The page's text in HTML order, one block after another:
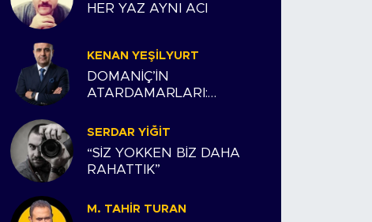
HER YAZ AYNI ACI
KENAN YEŞILYURT
DOMANİÇ’İN
ATARDAMARLARI:
HİKAYEMİZ
SERDAR YIĞIT
“SİZ YOKKEN BİZ DAHA
RAHATTIK”
M. TAHIR TURAN